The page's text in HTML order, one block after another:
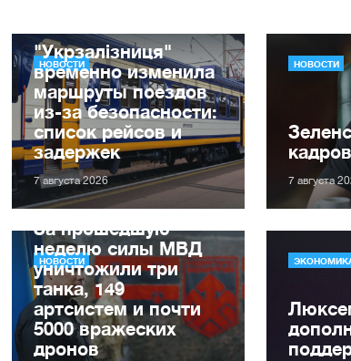
НОВОСТИ
"Укрзалізниця"
временно изменила
маршруты поездов
из-за безопасности:
список рейсов и
задержек
7 августа 2026
НОВОСТИ
7 августа
НОВОСТИ
За прошедшую
неделю силы МВД
уничтожили три
танка, 149
артсистем и почти
5000 вражеских
дронов